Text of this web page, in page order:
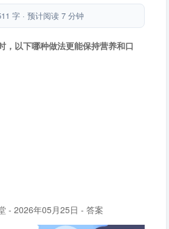
字 · 预计阅读 7 分钟
，以下哪种做法更能保持营养和口
- 2026年05月25日 - 答案